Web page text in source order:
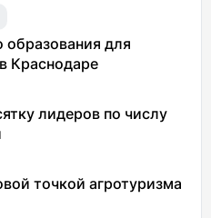
для
Краснодаре
лидеров по числу
точкой агротуризма